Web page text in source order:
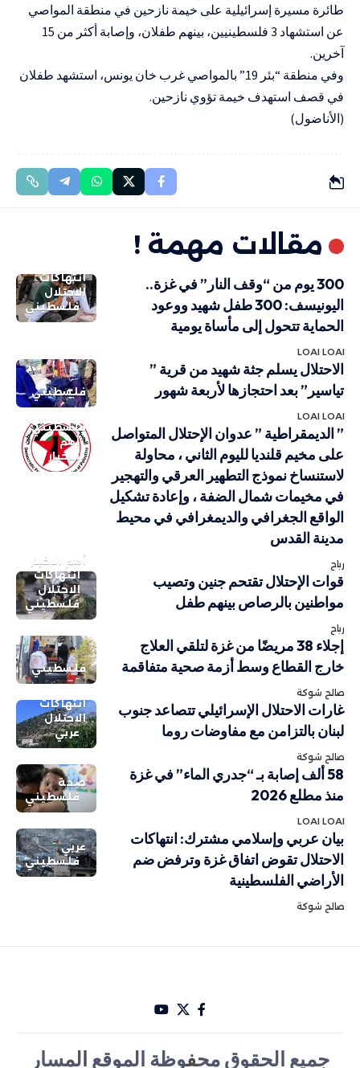
طائرة مسيرة إسرائيلية على خيمة نازحين في منطقة المواصي
عن استشهاد 3 فلسطينيين، بينهم طفلان، وإصابة أكثر من 15
آخرين.
وفي منطقة “بئر 19” بالمواصي غرب خان يونس، استشهد طفلان
في قصف استهدف خيمة تؤوي نازحين.
(الأناضول)
مقالات مهمة !
انتهاكات
الاحتلال
فلسطيني
300 يوم من “وقف النار” في غزة..
اليونيسف: 300 طفل شهيد ووعود
الحماية تتحول إلى مأساة يومية
LOAI LOAI
فلسطيني
الاحتلال يسلم جثة شهيد من قرية ”
تياسير” بعد احتجازها لأربعة شهور
LOAI LOAI
فلسطيني
أهم
الاخبار
” الديمقراطية ” عدوان الإحتلال المتواصل
على مخيم قلنديا لليوم الثاني ، محاولة
لاستنساخ نموذج التطهير العرقي والتهجير
في مخيمات شمال الضفة ، وإعادة تشكيل
الواقع الجغرافي والديمغرافي في محيط
مدينة القدس
رباح
أهم الاخبار
انتهاكات
الاحتلال
فلسطيني
قوات الإحتلال تقتحم جنين وتصيب
مواطنين بالرصاص بينهم طفل
رباح
فلسطيني
إجلاء 38 مريضًا من غزة لتلقي العلاج
خارج القطاع وسط أزمة صحية متفاقمة
صالح شوكة
انتهاكات
الاحتلال
عربي
غارات الاحتلال الإسرائيلي تتصاعد جنوب
لبنان بالتزامن مع مفاوضات روما
صالح شوكة
صحة
فلسطيني
58 ألف إصابة بـ “جدري الماء” في غزة
منذ مطلع 2026
LOAI LOAI
عربي
فلسطيني
بيان عربي وإسلامي مشترك: انتهاكات
الاحتلال تقوض اتفاق غزة وترفض ضم
الأراضي الفلسطينية
صالح شوكة
جميع الحقوق محفوظة الموقع المسار